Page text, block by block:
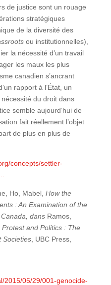
de justice sont un rouage
stratégiques
de la diversité des
ou institutionnelles),
la nécessité d’un travail
les maux les plus
canadien s’ancrant
rapport à l’État, un
du droit dans
semble aujourd’hui de
fait réellement l’objet
de plus en plus de
concepts/settler-
Ho, Mabel, How the
: An Examination of the
dansRamos,
Protest and Politics : The
Societies, UBC Press,
2015/05/29/001-genocide-